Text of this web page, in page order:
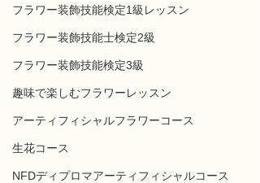
フラワー装飾技能検定1級レッスン
フラワー装飾技能士検定2級
フラワー装飾技能検定3級
趣味で楽しむフラワーレッスン
アーティフィシャルフラワーコース
生花コース
NFDディプロマアーティフィシャルコース